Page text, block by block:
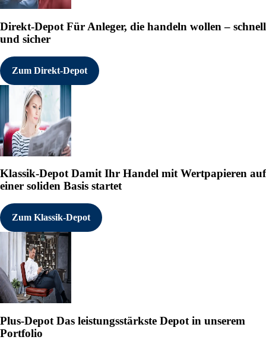
Direkt-Depot Für Anleger, die handeln wollen – schnell
und sicher
Zum Direkt-Depot
Klassik-DepotDamit Ihr Handel mit Wertpapieren auf
einer soliden Basis startet
Zum Klassik-Depot
Plus-Depot Das leistungsstärkste Depot in unserem
Portfolio